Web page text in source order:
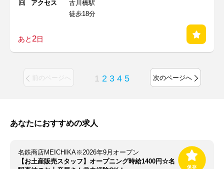
アクセス
古川橋駅
徒歩18分
あと2日
前のページへ 1 2 3 4 5 次のページへ
あなたにおすすめの求人
名鉄商店MEICHIKA※2026年9月オープン
【お土産販売スタッフ】オープニング時給1400円☆名